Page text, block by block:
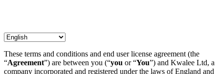
These terms and conditions and end user license agreement (the
“Agreement”) are between you (“you or “You”) and Kwalee Ltd, a
company incorporated and registered under the laws of England and